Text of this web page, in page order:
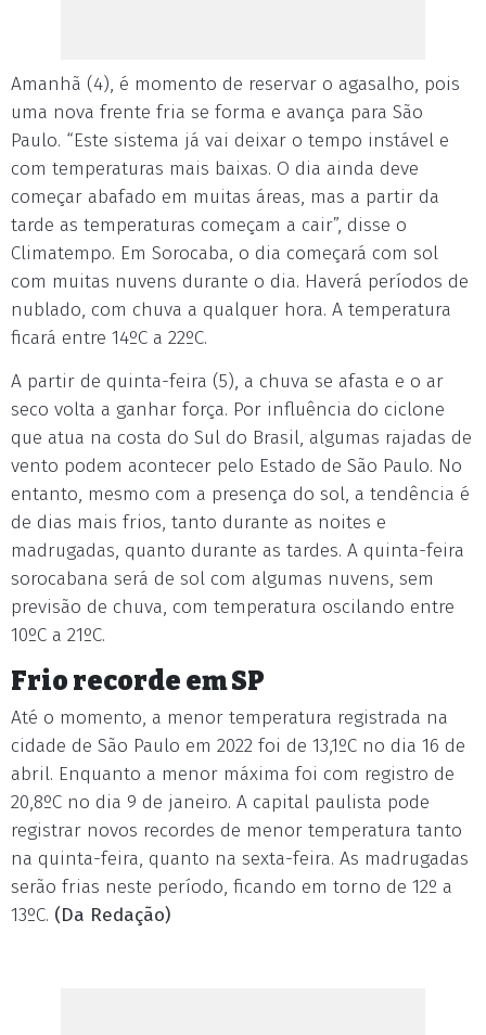
Amanhã (4), é momento de reservar o agasalho, pois
uma nova frente fria se forma e avança para São
Paulo. “Este sistema já vai deixar o tempo instável e
com temperaturas mais baixas. O dia ainda deve
começar abafado em muitas áreas, mas a partir da
tarde as temperaturas começam a cair”, disse o
Climatempo. Em Sorocaba, o dia começará com sol
com muitas nuvens durante o dia. Haverá períodos de
nublado, com chuva a qualquer hora. A temperatura
ficará entre 14ºC a 22ºC.
A partir de quinta-feira (5), a chuva se afasta e o ar
seco volta a ganhar força. Por influência do ciclone
que atua na costa do Sul do Brasil, algumas rajadas de
vento podem acontecer pelo Estado de São Paulo. No
entanto, mesmo com a presença do sol, a tendência é
de dias mais frios, tanto durante as noites e
madrugadas, quanto durante as tardes. A quinta-feira
sorocabana será de sol com algumas nuvens, sem
previsão de chuva, com temperatura oscilando entre
10ºC a 21ºC.
Frio recorde em SP
Até o momento, a menor temperatura registrada na
cidade de São Paulo em 2022 foi de 13,1ºC no dia 16 de
abril. Enquanto a menor máxima foi com registro de
20,8ºC no dia 9 de janeiro. A capital paulista pode
registrar novos recordes de menor temperatura tanto
na quinta-feira, quanto na sexta-feira. As madrugadas
serão frias neste período, ficando em torno de 12º a
13ºC. (Da Redação)